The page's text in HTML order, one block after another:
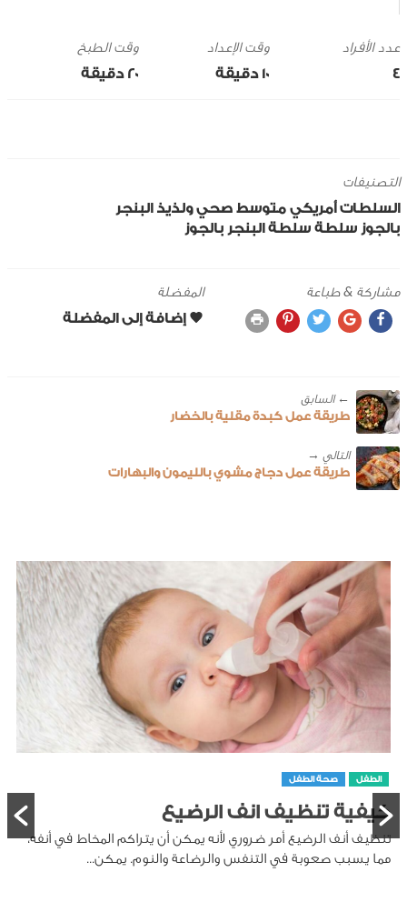
4
وقت الإعداد
10 ‎دقيقة
وقت الطبخ
20 ‎دقيقة
التصنيفات
السلطات أمريكي متوسط صحي ولذيذ البنجر
بالجوز سلطة سلطة البنجر بالجوز
مشاركة & طباعة المفضلة
← ‎السابق
طريقة عمل كبدة مقلية بالخضار
طريقة عمل دجاج مشوي بالليمون والبهارات
الطفل صحة الطفل
كيفية تنظيف انف الرضيع
تنظيف أنف الرضيع أمر ضروري لأنه يمكن أن يتراكم المخاط في أنفه،
مما يسبب صعوبة في التنفس والرضاعة والنوم. يمكن...